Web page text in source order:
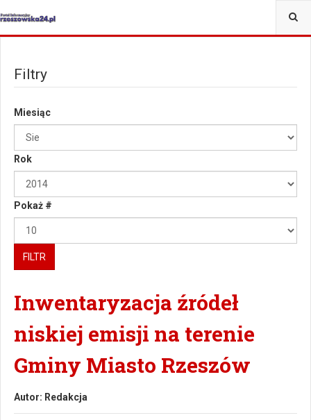
Filtry
Miesiąc
Rok
Pokaż #
FILTR
Inwentaryzacja źródeł
niskiej emisji na terenie
Gminy Miasto Rzeszów
Autor: Redakcja